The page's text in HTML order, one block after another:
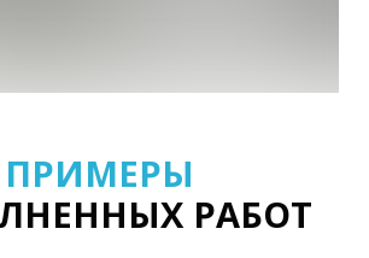
ПРИМЕРЫ
РАБОТ